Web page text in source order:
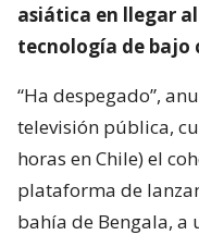
asiática en llegar
tecnología de bajo
“Ha despegado”,
televisión pública,
horas en Chile) el
plataforma de
bahía de Bengala, a